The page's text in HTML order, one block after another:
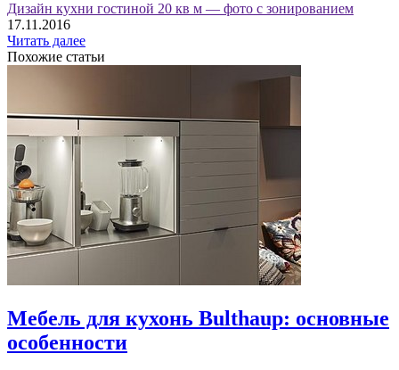
Дизайн кухни гостиной 20 кв м — фото с зонированием
17.11.2016
Читать далее
Похожие статьи
Мебель для кухонь Bulthaup: основные
особенности